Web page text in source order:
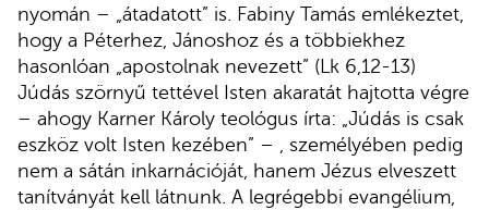
nyomán – „átadatott” is. Fabiny Tamás emlékeztet,
hogy a Péterhez, Jánoshoz és a többiekhez
hasonlóan „apostolnak nevezett” (Lk 6,12-13)
Júdás szörnyű tettével Isten akaratát hajtotta végre
– ahogy Karner Károly teológus írta: „Júdás is csak
eszköz volt Isten kezében” – , személyében pedig
nem a sátán inkarnációját, hanem Jézus elveszett
tanítványát kell látnunk. A legrégebbi evangélium,